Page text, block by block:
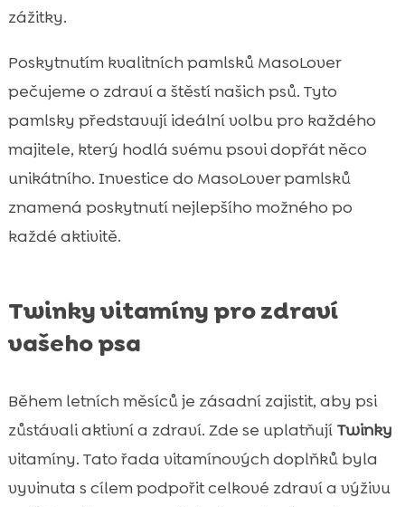
zážitky.
Poskytnutím kvalitních pamlsků MasoLover
pečujeme o zdraví a štěstí našich psů. Tyto
pamlsky představují ideální volbu pro každého
majitele, který hodlá svému psovi dopřát něco
unikátního. Investice do MasoLover pamlsků
znamená poskytnutí nejlepšího možného po
každé aktivitě.
Twinky vitamíny pro zdraví
vašeho psa
Během letních měsíců je zásadní zajistit, aby psi
zůstávali aktivní a zdraví. Zde se uplatňují Twinky
vitamíny. Tato řada vitamínových doplňků byla
vyvinuta s cílem podpořit celkové zdraví a výživu